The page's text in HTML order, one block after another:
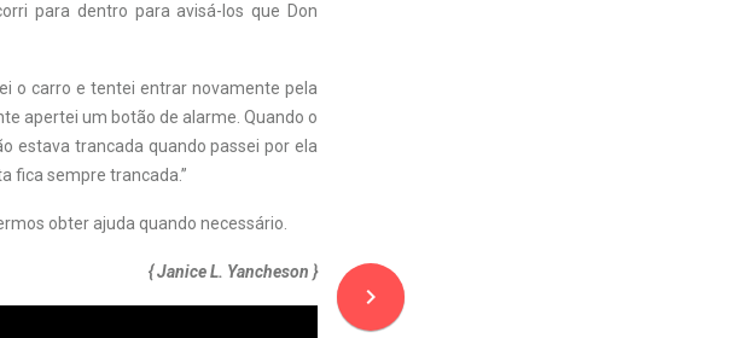
para dentro para avisá-los que Don
o carro e tentei entrar novamente pela
apertei um botão de alarme. Quando o
estava trancada quando passei por ela
fica sempre trancada.”
obter ajuda quando necessário.
{ Janice L. Yancheson }
navigate_next